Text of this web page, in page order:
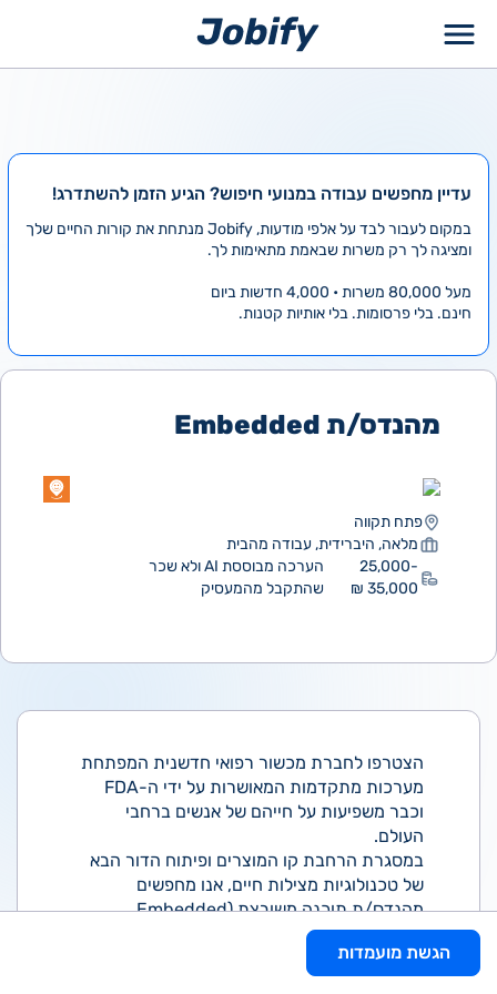
עדיין מחפשים עבודה במנועי חיפוש? הגיע הזמן להשתדרג!
במקום לעבור לבד על אלפי מודעות, Jobify מנתחת את קורות החיים שלך
ומציגה לך רק משרות שבאמת מתאימות לך.
מעל 80,000 משרות • 4,000 חדשות ביום
חינם. בלי פרסומות. בלי אותיות קטנות.
מהנדס/ת Embedded
פתח תקווה
מלאה, היברידית, עבודה מהבית
25,000-
35,000 ₪
הערכה מבוססת AI ולא שכר
שהתקבל מהמעסיק
הצטרפו לחברת מכשור רפואי חדשנית המפתחת
מערכות מתקדמות המאושרות על ידי ה-FDA
וכבר משפיעות על חייהם של אנשים ברחבי
העולם.
במסגרת הרחבת קו המוצרים ופיתוח הדור הבא
של טכנולוגיות מצילות חיים, אנו מחפשים
מהנדס/ת תוכנה משובצת (Embedded
המחקר והפיתוח ולהוביל חלק משמעותי בעיצוב
ופיתוח מוצרי העתיד של החברה.
הגשת מועמדות